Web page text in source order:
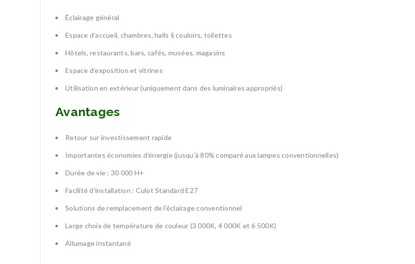
Éclairage général
Espace d’accueil, chambres, halls § couloirs, toilettes
Hôtels, restaurants, bars, cafés, musées, magasins
Espace d’exposition et vitrines
Utilisation en extérieur (uniquement dans des luminaires appropriés)
Avantages
Retour sur investissement rapide
Importantes économies d’énergie (jusqu’à 80% comparé aux lampes conventionnelles)
Durée de vie : 30 000 H+
Facilité d’installation : Culot Standard E27
Solutions de remplacement de l’éclairage conventionnel
Large choix de température de couleur (3 000K, 4 000K et 6 500K)
Allumage instantané